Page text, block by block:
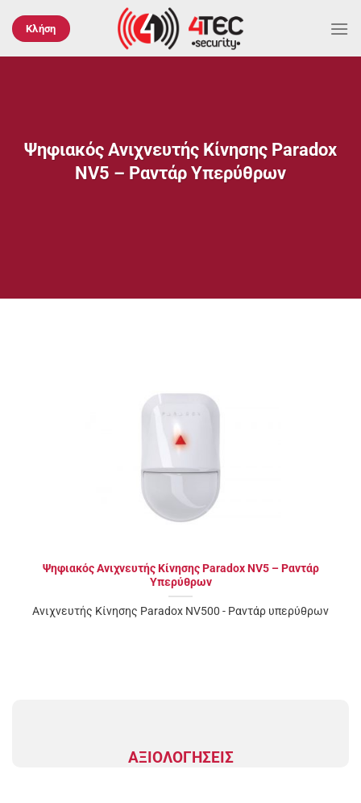
στο
Κλήση
Ψηφιακός Ανιχνευτής Κίνησης Paradox
NV5 – Ραντάρ Υπερύθρων
Ψηφιακός Ανιχνευτής Κίνησης Paradox NV5 – Ραντάρ
Υπερύθρων
Ανιχνευτής Κίνησης Paradox NV500 - Ραντάρ υπερύθρων
ΑΞΙΟΛΟΓΗΣΕΙΣ